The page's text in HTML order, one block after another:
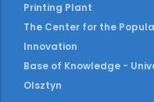
Printing Plant
The Center for the
Innovation
Base of Knowledge -
Olsztyn